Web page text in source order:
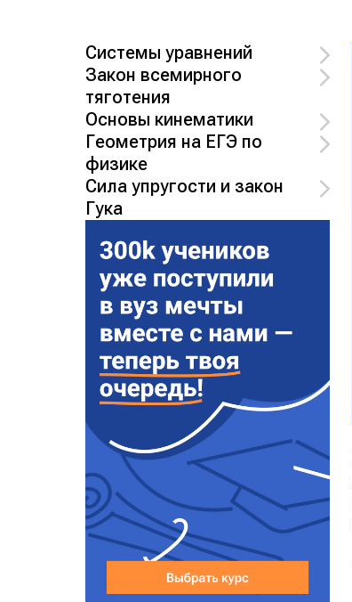
Системы уравнений
Закон всемирного
тяготения
Основы кинематики
Геометрия на ЕГЭ по
физике
Сила упругости и закон
Гука